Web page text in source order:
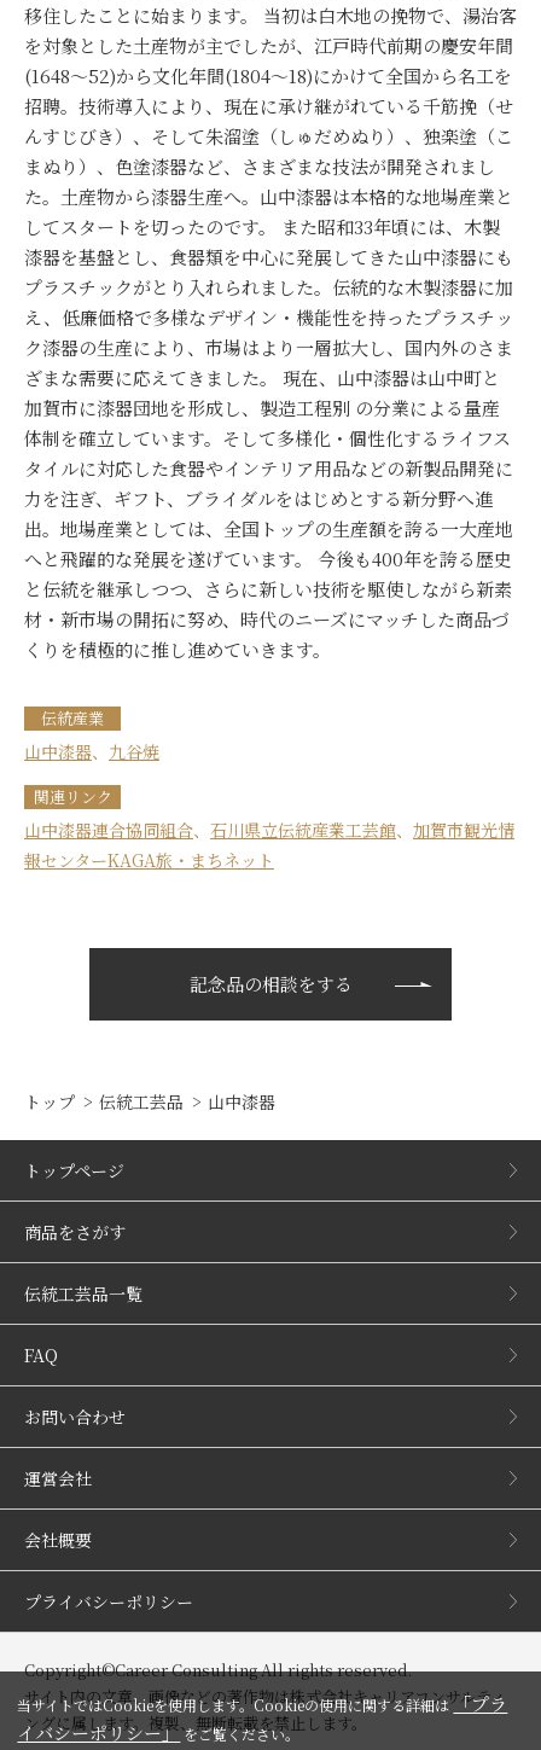
移住したことに始まります。 当初は白木地の挽物で、湯治客
を対象とした土産物が主でしたが、江戸時代前期の慶安年間
(1648～52)から文化年間(1804～18)にかけて全国から名工を
招聘。技術導入により、現在に承け継がれている千筋挽（せ
んすじびき）、そして朱溜塗（しゅだめぬり）、独楽塗（こ
まぬり）、色塗漆器など、さまざまな技法が開発されまし
た。土産物から漆器生産へ。山中漆器は本格的な地場産業と
してスタートを切ったのです。 また昭和33年頃には、木製
漆器を基盤とし、食器類を中心に発展してきた山中漆器にも
プラスチックがとり入れられました。伝統的な木製漆器に加
え、低廉価格で多様なデザイン・機能性を持ったプラスチッ
ク漆器の生産により、市場はより一層拡大し、国内外のさま
ざまな需要に応えてきました。 現在、山中漆器は山中町と
加賀市に漆器団地を形成し、製造工程別 の分業による量産
体制を確立しています。そして多様化・個性化するライフス
タイルに対応した食器やインテリア用品などの新製品開発に
力を注ぎ、ギフト、ブライダルをはじめとする新分野へ進
出。地場産業としては、全国トップの生産額を誇る一大産地
へと飛躍的な発展を遂げています。 今後も400年を誇る歴史
と伝統を継承しつつ、さらに新しい技術を駆使しながら新素
材・新市場の開拓に努め、時代のニーズにマッチした商品づ
くりを積極的に推し進めていきます。
伝統産業
山中漆器、 九谷焼
関連リンク
山中漆器連合協同組合、 石川県立伝統産業工芸館、 加賀市観光情
報センターKAGA旅・まちネット
記念品の相談をする
トップ 伝統工芸品 山中漆器
トップページ
商品をさがす
伝統工芸品一覧
FAQ
お問い合わせ
運営会社
会社概要
プライバシーポリシー
Copyright©Career Consulting All rights reserved.
サイト内の文章、画像などの著作物は株式会社キャリアコンサルティ
ングに属します。複製、無断転載を禁止します。
当サイトではCookieを使用します。Cookieの使用に関する詳細は「プラ
イバシーポリシー」をご覧ください。